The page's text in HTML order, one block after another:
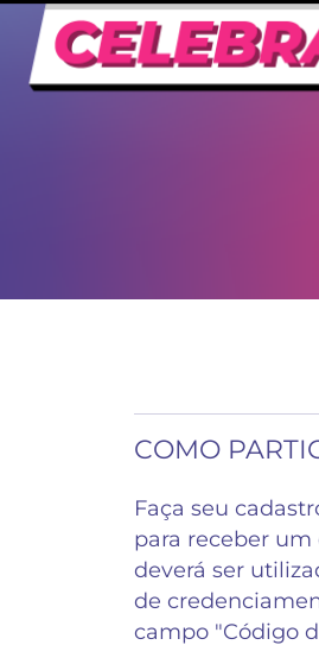
COMO
Faça seu
para receber um
deverá ser
de
campo "Código